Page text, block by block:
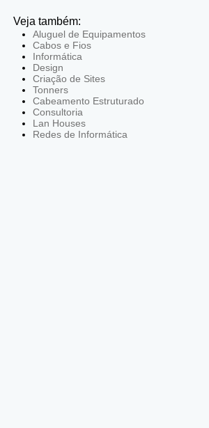
Veja também:
Aluguel de Equipamentos
Cabos e Fios
Informática
Design
Criação de Sites
Tonners
Cabeamento Estruturado
Consultoria
Lan Houses
Redes de Informática